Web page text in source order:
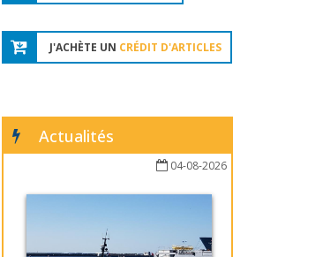
J'ACHÈTE UN CRÉDIT D'ARTICLES
Actualités
04-08-2026